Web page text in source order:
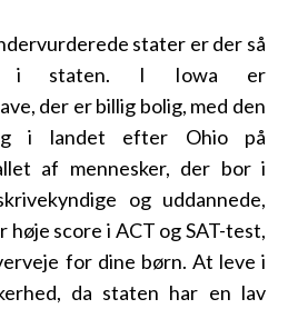
stater er der så
i staten. I Iowa er
der er billig bolig, med den
i landet efter Ohio på
af mennesker, der bor i
og uddannede,
score i ACT og SAT-test,
for dine børn. At leve i
da staten har en lav